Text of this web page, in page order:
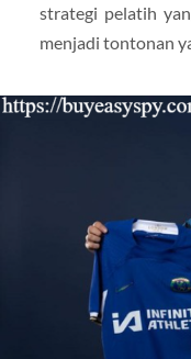
strategi pelatih
menjadi tontonan